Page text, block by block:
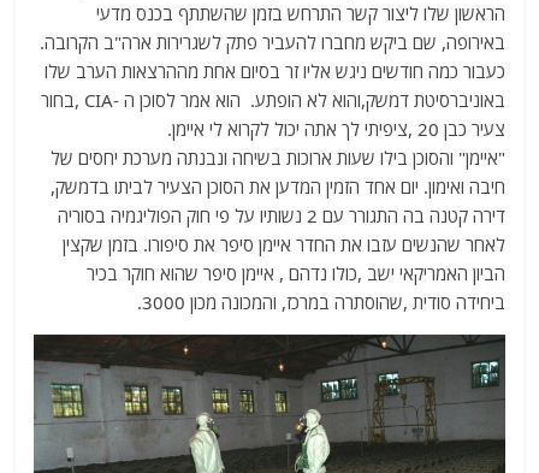
הראשון שלו ליצור קשר התרחש בזמן שהשתתף בכנס מדעי
באירופה, שם ביקש מחברו להעביר פתק לשגרירות ארה"ב הקרובה.
כעבור כמה חודשים ניגש אליו זר בסיום אחת מההרצאות הערב שלו
באוניברסיטת דמשק,והוא לא הופתע. הוא אמר לסוכן ה -CIA ,בחור
צעיר כבן 20 ,ציפיתי לך אתה יכול לקרוא לי איימן.
"איימן" והסוכן בילו שעות ארוכות בשיחה ונבנתה מערכת יחסים של
חיבה ואימון. יום אחד הזמין המדען את הסוכן הצעיר לביתו בדמשק,
דירה קטנה בה התגורר עם 2 נשותיו על פי חוק הפוליגמיה בסוריה
לאחר שהנשים עזבו את החדר איימן סיפר את סיפורו. בזמן שקצין
הביון האמריקאי ישב ,כולו נדהם , איימן סיפר שהוא חוקר בכיר
ביחידה סודית ,שהוסתרה במרכז, והמכונה מכון 3000.